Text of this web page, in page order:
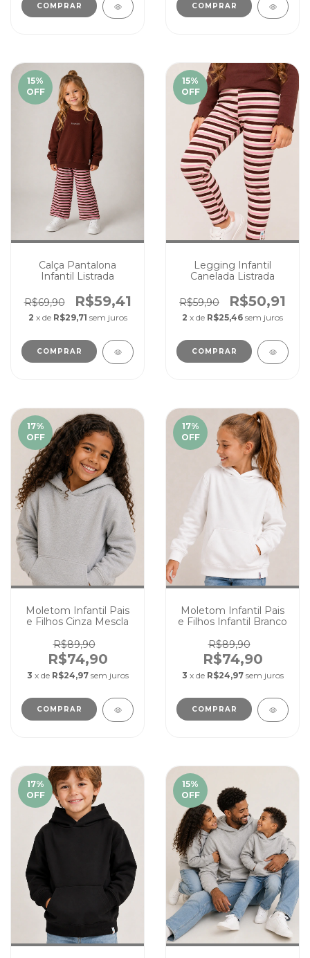
COMPRAR COMPRAR
15%
OFF
Calça Pantalona
Infantil Listrada
R$69,90 R$59,41
2 x de R$29,71 sem juros
COMPRAR
15%
OFF
Legging Infantil
Canelada Listrada
R$59,90 R$50,91
2 x de R$25,46 sem juros
COMPRAR
17%
OFF
Moletom Infantil Pais
e Filhos Cinza Mescla
R$89,90
R$74,90
3 x de R$24,97 sem juros
COMPRAR
17%
OFF
Moletom Infantil Pais
e Filhos Infantil Branco
R$89,90
R$74,90
3 x de R$24,97 sem juros
COMPRAR
17%
OFF
15%
OFF